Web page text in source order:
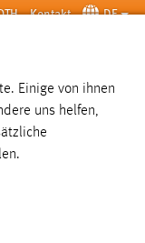
Kontakt DE
SUCHE
Einige von ihnen
uns helfen,